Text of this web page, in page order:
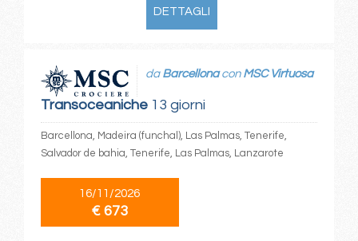
DETTAGLI
Transoceaniche13 giorni
da Barcellonacon MSC Virtuosa
Barcellona, Madeira (funchal), Las Palmas, Tenerife,
Salvador de bahia, Tenerife, Las Palmas, Lanzarote
16/11/2026
€ 673